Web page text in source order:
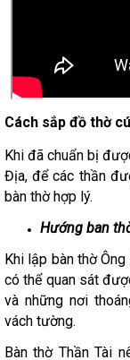
Cách sắp đồ thờ
Khi đã chuẩn bị
Địa, để các thần
bàn thờ hợp lý.
Hướng ban
Khi lập bàn thờ
có thể quan sát
và những nơi
vách tường.
Bàn thờ Thần Tài